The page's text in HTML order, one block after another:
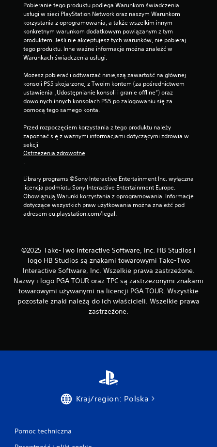
Pobieranie tego produktu podlega Warunkom świadczenia
usługi w sieci PlayStation Network oraz naszym Warunkom
korzystania z oprogramowania, a także wszelkim innym
konkretnym warunkom dodatkowym powiązanym z tym
produktem. Jeśli nie akceptujesz tych warunków, nie pobieraj
tego produktu. Inne ważne informacje można znaleźć w
Warunkach świadczenia usługi.
Możesz pobierać i odtwarzać niniejszą zawartość na głównej
konsoli PS5 skojarzonej z Twoim kontem (za pośrednictwem
ustawienia „Udostępnianie konsoli i granie offline”) oraz
dowolnych innych konsolach PS5 po zalogowaniu się za
pomocą tego samego konta.
Przed rozpoczęciem korzystania z tego produktu należy
zapoznać się z ważnymi informacjami dotyczącymi zdrowia w
sekcji
Ostrzeżenia zdrowotne
.
Library programs ©Sony Interactive Entertainment Inc. wyłączna
licencja podmiotu Sony Interactive Entertainment Europe.
Obowiązują Warunki korzystania z oprogramowania. Informacje
dotyczące wszystkich praw użytkowania można znaleźć pod
adresem eu.playstation.com/legal.
©2025 Take-Two Interactive Software, Inc. HB Studios i
logo HB Studios są znakami towarowymi Take-Two
Interactive Software, Inc. Wszelkie prawa zastrzeżone.
Nazwy i logo PGA TOUR oraz TPC są zastrzeżonymi znakami
towarowymi używanymi na licencji PGA TOUR. Wszystkie
pozostałe znaki należą do ich właścicieli. Wszelkie prawa
zastrzeżone.
Kraj/region: Polska
Pomoc techniczna